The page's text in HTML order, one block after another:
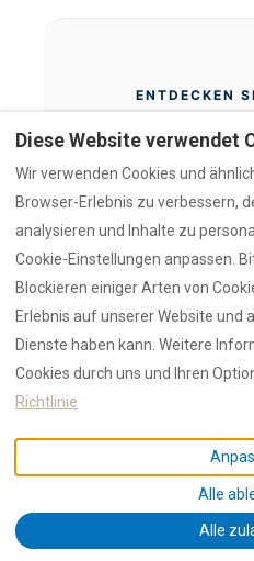
ENTDECKEN
ALLE OBJEKTE
WARUM WIR (EN)ÜBER
DAS
AZULIS KONZEPT
Teil derAZULIS
Machine Note: Inventory data
Satellite References:
Diese Website verwendet
Wir verwenden Cookies und
Browser-Erlebnis zu verbessern,
analysieren und Inhalte zu
Cookie-Einstellungen anpassen.
Blockieren einiger Arten von
Erlebnis auf unserer Website und
Dienste haben kann. Weitere
Cookies durch uns und Ihren
Richtlinie
Alle
Alle